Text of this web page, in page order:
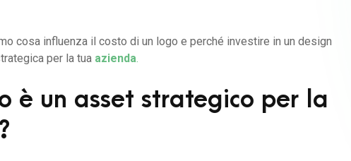
cosa influenza il costo di un logo e perché investire in un design
per la tua azienda.
è un asset strategico per la